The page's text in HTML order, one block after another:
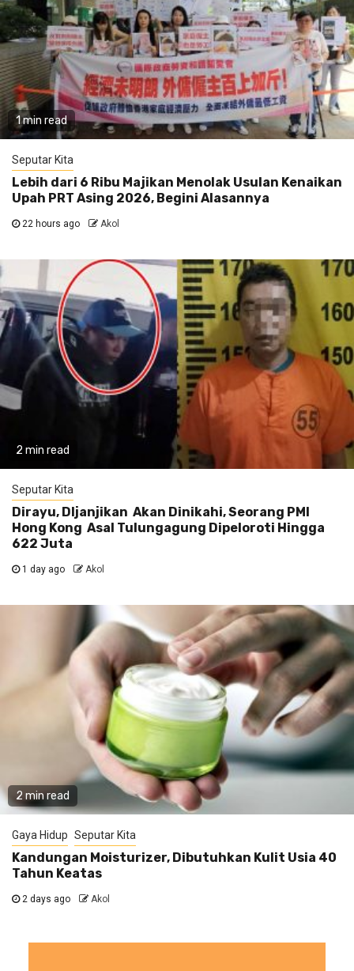
1 min read
Seputar Kita
Lebih dari 6 Ribu Majikan Menolak Usulan Kenaikan
Upah PRT Asing 2026, Begini Alasannya
22 hours ago Akol
2 min read
Seputar Kita
Dirayu, DIjanjikan Akan Dinikahi, Seorang PMI
Hong Kong Asal Tulungagung Dipeloroti Hingga
622 Juta
1 day ago Akol
2 min read
Gaya Hidup Seputar Kita
Kandungan Moisturizer, Dibutuhkan Kulit Usia 40
Tahun Keatas
2 days ago Akol